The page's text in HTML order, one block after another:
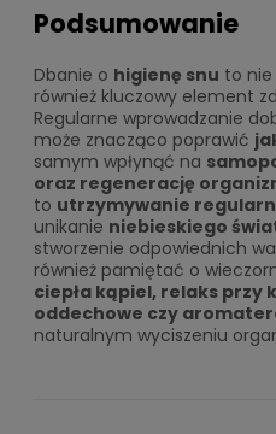
Podsumowanie
Dbanie o higienę snu to
również kluczowy element
Regularne wprowadzanie
może znacząco poprawić
samym wpłynąć na
oraz regenerację
to utrzymywanie
unikanie niebieskiego
stworzenie odpowiednich
również pamiętać o
ciepła kąpiel, relaks przy
oddechowe czy
naturalnym wyciszeniu